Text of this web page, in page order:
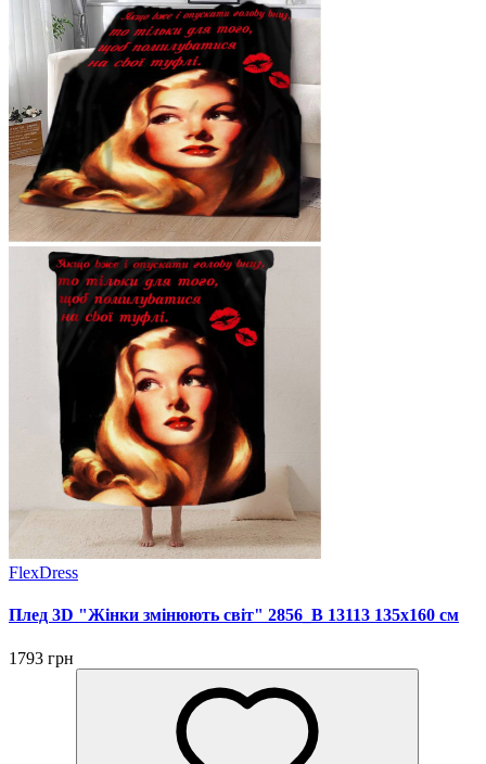
FlexDress
Плед 3D "Жінки змінюють світ" 2856_B 13113 135х160 см
1793 грн